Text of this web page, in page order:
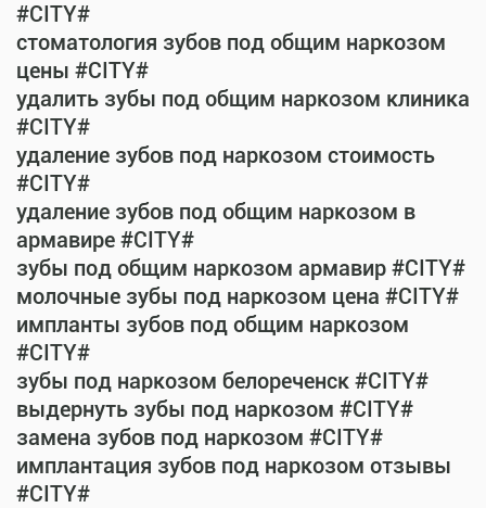
#CITY#
стоматология зубов под общим наркозом
цены #CITY#
удалить зубы под общим наркозом клиника
#CITY#
удаление зубов под наркозом стоимость
#CITY#
удаление зубов под общим наркозом в
армавире #CITY#
зубы под общим наркозом армавир #CITY#
молочные зубы под наркозом цена #CITY#
импланты зубов под общим наркозом
#CITY#
зубы под наркозом белореченск #CITY#
выдернуть зубы под наркозом #CITY#
замена зубов под наркозом #CITY#
имплантация зубов под наркозом отзывы
#CITY#